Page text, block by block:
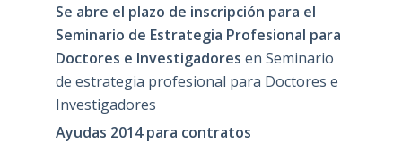
Se abre el plazo de inscripción para el
Seminario de Estrategia Profesional para
Doctores e Investigadores en Seminario
de estrategia profesional para Doctores e
Investigadores
Ayudas 2014 para contratos